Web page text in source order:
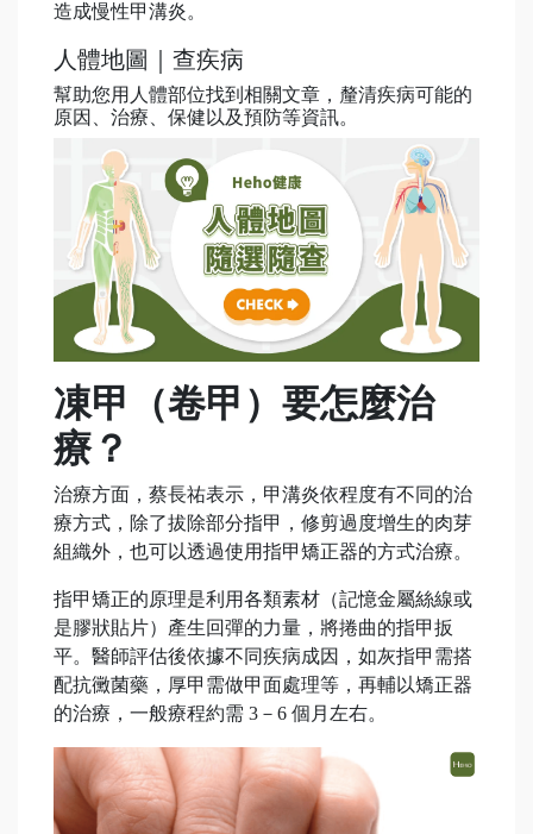
造成慢性甲溝炎。
人體地圖｜查疾病
幫助您用人體部位找到相關文章，釐清疾病可能的
原因、治療、保健以及預防等資訊。
凍甲（卷甲）要怎麼治
療？
治療方面，蔡長祐表示，甲溝炎依程度有不同的治
療方式，除了拔除部分指甲，修剪過度增生的肉芽
組織外，也可以透過使用指甲矯正器的方式治療。
指甲矯正的原理是利用各類素材（記憶金屬絲線或
是膠狀貼片）產生回彈的力量，將捲曲的指甲扳
平。醫師評估後依據不同疾病成因，如灰指甲需搭
配抗黴菌藥，厚甲需做甲面處理等，再輔以矯正器
的治療，一般療程約需 3－6 個月左右。